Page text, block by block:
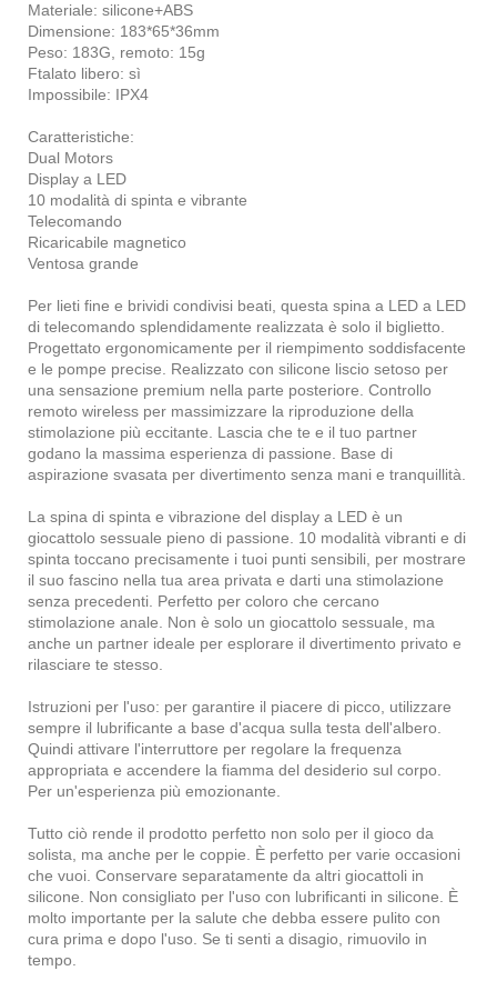
Materiale: silicone+ABS
Dimensione: 183*65*36mm
Peso: 183G, remoto: 15g
Ftalato libero: sì
Impossibile: IPX4
Caratteristiche:
Dual Motors
Display a LED
10 modalità di spinta e vibrante
Telecomando
Ricaricabile magnetico
Ventosa grande
Per lieti fine e brividi condivisi beati, questa spina a LED a LED
di telecomando splendidamente realizzata è solo il biglietto.
Progettato ergonomicamente per il riempimento soddisfacente
e le pompe precise. Realizzato con silicone liscio setoso per
una sensazione premium nella parte posteriore. Controllo
remoto wireless per massimizzare la riproduzione della
stimolazione più eccitante. Lascia che te e il tuo partner
godano la massima esperienza di passione. Base di
aspirazione svasata per divertimento senza mani e tranquillità.
La spina di spinta e vibrazione del display a LED è un
giocattolo sessuale pieno di passione. 10 modalità vibranti e di
spinta toccano precisamente i tuoi punti sensibili, per mostrare
il suo fascino nella tua area privata e darti una stimolazione
senza precedenti. Perfetto per coloro che cercano
stimolazione anale. Non è solo un giocattolo sessuale, ma
anche un partner ideale per esplorare il divertimento privato e
rilasciare te stesso.
Istruzioni per l'uso: per garantire il piacere di picco, utilizzare
sempre il lubrificante a base d'acqua sulla testa dell'albero.
Quindi attivare l'interruttore per regolare la frequenza
appropriata e accendere la fiamma del desiderio sul corpo.
Per un'esperienza più emozionante.
Tutto ciò rende il prodotto perfetto non solo per il gioco da
solista, ma anche per le coppie. È perfetto per varie occasioni
che vuoi. Conservare separatamente da altri giocattoli in
silicone. Non consigliato per l'uso con lubrificanti in silicone. È
molto importante per la salute che debba essere pulito con
cura prima e dopo l'uso. Se ti senti a disagio, rimuovilo in
tempo.